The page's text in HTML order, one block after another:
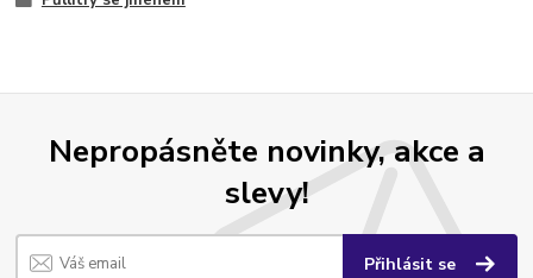
Nepropásněte novinky, akce a
slevy!
Přihlásit se